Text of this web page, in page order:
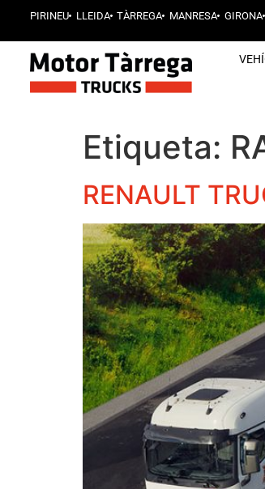
PIRINEU LLEIDA TÀRREGA MANRESA GIRONA
Etiqueta:
RENAULT